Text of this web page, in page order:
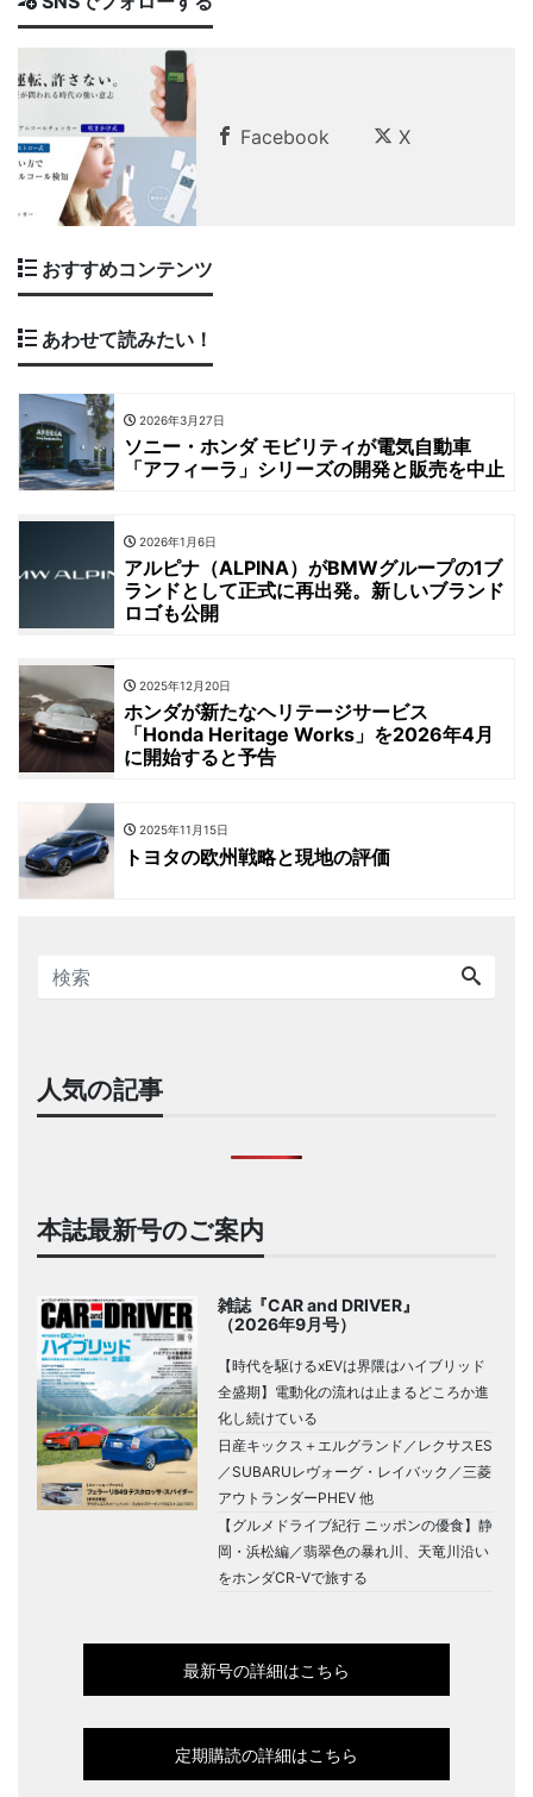
Facebook X
おすすめコンテンツ
あわせて読みたい！
2026年3月27日
ソニー・ホンダ モビリティが電気自動車
「アフィーラ」シリーズの開発と販売を中止
2026年1月6日
アルピナ（ALPINA）がBMWグループの1ブ
ランドとして正式に再出発。新しいブランド
ロゴも公開
2025年12月20日
ホンダが新たなヘリテージサービス
「Honda Heritage Works」を2026年4月
に開始すると予告
2025年11月15日
トヨタの欧州戦略と現地の評価
人気の記事
本誌最新号のご案内
雑誌『CAR and DRIVER』
（2026年9月号）
【時代を駆けるxEVは界隈はハイブリッド
全盛期】電動化の流れは止まるどころか進
化し続けている
日産キックス＋エルグランド／レクサスES
／SUBARUレヴォーグ・レイバック／三菱
アウトランダーPHEV 他
【グルメドライブ紀行 ニッポンの優食】静
岡・浜松編／翡翠色の暴れ川、天竜川沿い
をホンダCR-Vで旅する
最新号の詳細はこちら
定期購読の詳細はこちら